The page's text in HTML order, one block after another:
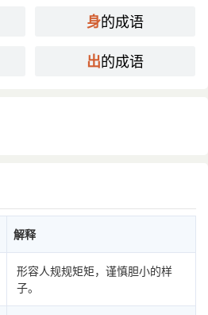
身的成语
出的成语
解释
形容人规规矩矩，谨慎胆小的样
子。